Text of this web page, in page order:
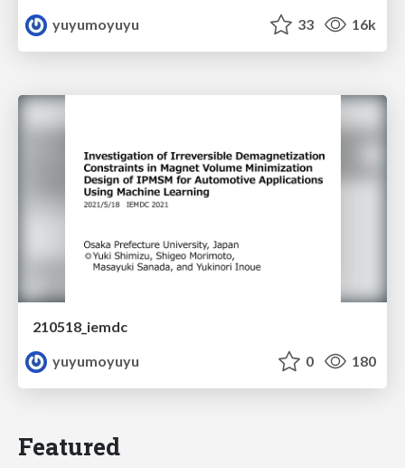
yuyumoyuyu
33 16k
210518_iemdc
yuyumoyuyu
0 180
Featured